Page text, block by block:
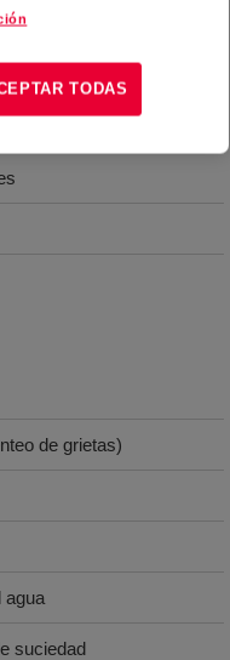
elastoméricos de
de grietas)
agua
suciedad
TODAS